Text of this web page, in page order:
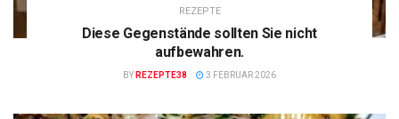
REZEPTE
Diese Gegenstände sollten Sie nicht
aufbewahren.
BY REZEPTE38 3 FEBRUAR 2026